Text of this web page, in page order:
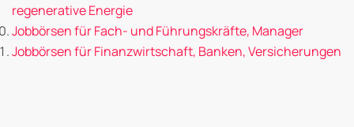
regenerative Energie
Jobbörsen für Fach- und Führungskräfte, Manager
Jobbörsen für Finanzwirtschaft, Banken, Versicherungen